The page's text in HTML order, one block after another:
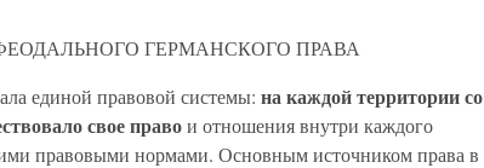
ГЕРМАНСКОГО ПРАВА
единой правовой системы: на каждой территории со
свое правои отношения внутри каждого
правовыми нормами. Основным источником права в